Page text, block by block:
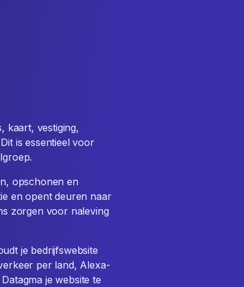
kaart, vestiging,
is essentieel voor
opschonen en
en opent deuren naar
zorgen voor naleving
je bedrijfswebsite
per land, Alexa-
je website te